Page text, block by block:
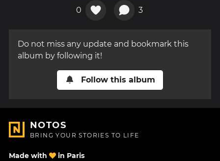
0 3
Do not miss any update and bookmark this
album by following it!
Follow this album
NOTOS
BRING YOUR STORIES TO LIFE
Made with in Paris